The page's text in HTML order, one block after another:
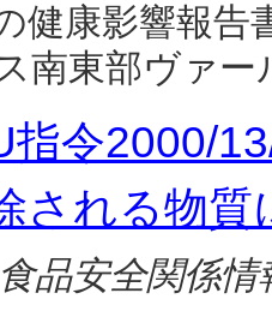
健康影響報
南東部ヴァー
指令2000/
される物質
食品安全関係情